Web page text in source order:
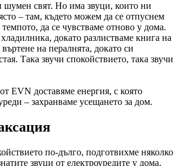
шумен свят. Но има звуци, които ни
– там, където можем да се отпуснем
да се чувстваме отново у дома.
докато разлистваме книга на
на пералнята, докато си
Така звучи спокойствието, така звучи
EVN доставяме енергия, с която
– захранваме усещането за дом.
по-дълго, подготвихме няколко
звуци от електроуредите у дома,